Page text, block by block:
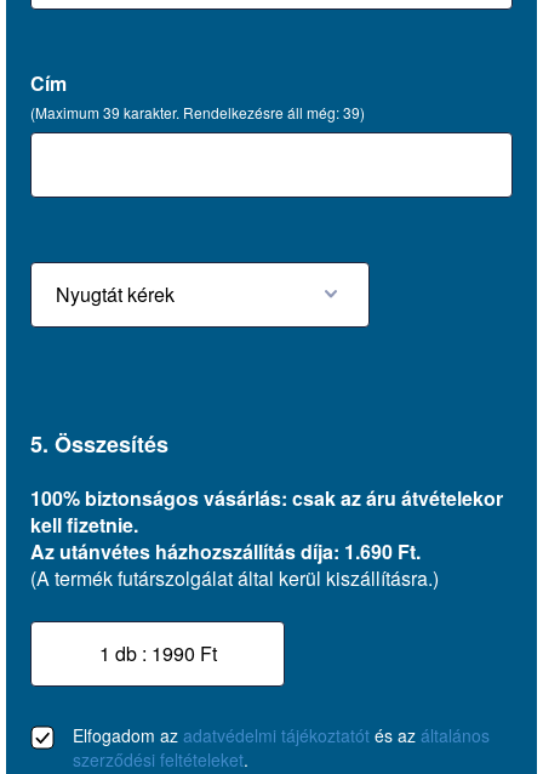
Cím
(Maximum 39 karakter. Rendelkezésre áll még:39)
5. Összesítés
100% biztonságos vásárlás: csak az áru átvételekor
kell fizetnie.
Az utánvétes házhozszállítás díja: 1.690 Ft.
(A termék futárszolgálat által kerül kiszállításra.)
Elfogadom az adatvédelmi tájékoztatót és az általános
szerződési feltételeket.